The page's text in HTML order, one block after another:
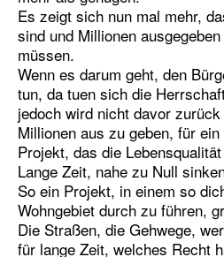
Es zeigt sich nun mal mehr,
sind und Millionen
müssen.
Wenn es darum geht, den
tun, da tuen sich die
jedoch wird nicht davor
Millionen aus zu geben, für
Projekt, das die
Lange Zeit, nahe zu Null
So ein Projekt, in einem so
Wohngebiet durch zu führen,
Die Straßen, die Gehwege,
für lange Zeit, welches Recht